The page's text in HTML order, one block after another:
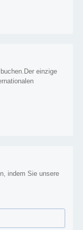
einzige
indem Sie unsere